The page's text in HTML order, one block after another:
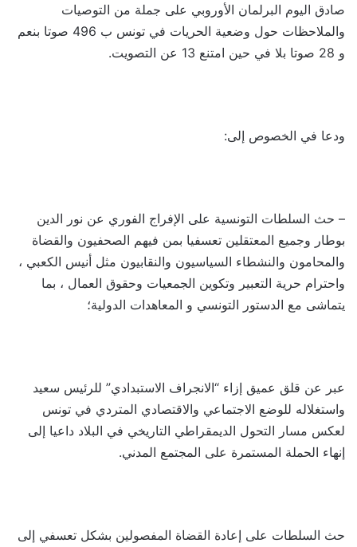
صادق اليوم البرلمان الأوروبي على جملة من التوصيات
والملاحظات حول وضعية الحريات في تونس ب 496 صوتا بنعم
و 28 صوتا بلا في حين امتنع 13 عن التصويت.
ودعا في الخصوص إلى:
– حث السلطات التونسية على الإفراج الفوري عن نور الدين
بوطار وجميع المعتقلين تعسفيا بمن فيهم الصحفيون والقضاة
والمحامون والنشطاء السياسيون والنقابيون مثل أنيس الكعبي ،
واحترام حرية التعبير وتكوين الجمعيات وحقوق العمال ، بما
يتماشى مع الدستور التونسي و المعاهدات الدولية؛
عبر عن قلق عميق إزاء “الانجراف الاستبدادي” للرئيس سعيد
واستغلاله للوضع الاجتماعي والاقتصادي المتردي في تونس
لعكس مسار التحول الديمقراطي التاريخي في البلاد داعيا إلى
إنهاء الحملة المستمرة على المجتمع المدني.
حث السلطات على إعادة القضاة المفصولين بشكل تعسفي إلى